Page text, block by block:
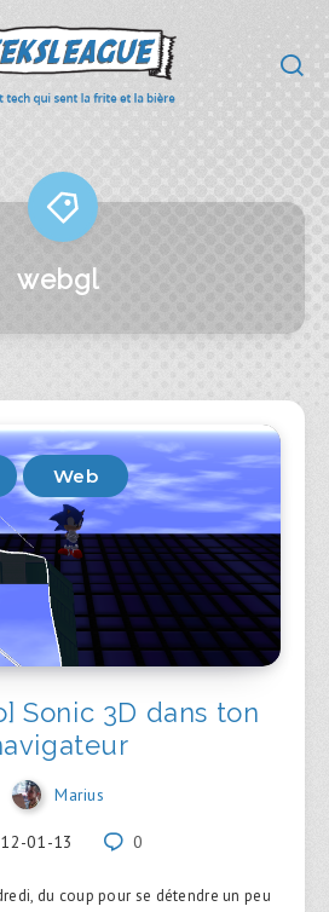
webgl
Web
Sonic 3D dans ton
Marius
01-13 0
du coup pour se détendre un peu